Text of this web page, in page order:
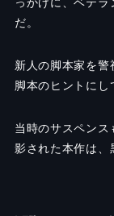
っかけに、ベテ
だ。
新人の脚本家を警
脚本のヒントにし
当時のサスペン
影された本作は、